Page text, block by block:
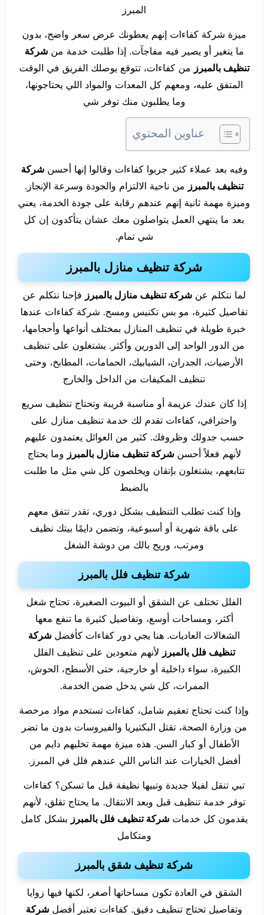
المبرز
ميزة شركة كفاءات إنهم يعطونك عرض سعر واضح، بدون
ما يتغير أو يصير فيه مفاجآت. إذا طلبت خدمة منشركة
تنظيف بالمبرز من كفاءات، تتوقع يوصلك الفريق في الوقت
المتفق عليه، ومعهم كل المعدات والمواد اللي يحتاجونها،
وما يطلبون منك توفر شي
عناوين المحتوي
وفيه بعد عملاء كثير جربوا كفاءات وقالوا إنها أحسنشركة
تنظيف بالمبرز من ناحية الالتزام والجودة وسرعة الإنجاز.
وميزة مهمة ثانية إنهم عندهم رقابة على جودة الخدمة، يعني
بعد ما ينتهي العمل يتواصلون معك عشان يتأكدون إن كل
شي تمام.
شركة تنظيف منازل بالمبرز
لما نتكلم عنشركة تنظيف منازل بالمبرز فإحنا نتكلم عن
تفاصيل كثيرة، مو بس تكنيس ومسح. شركة كفاءات عندها
خبرة طويلة في تنظيف المنازل بمختلف أنواعها وأحجامها،
من الدور الواحد إلى الدورين وأكثر. يشتغلون على تنظيف
الأرضيات، الجدران، الشبابيك، الحمامات، المطابخ، وحتى
تنظيف المكيفات من الداخل والخارج
إذا كان عندك عزيمة أو مناسبة قريبة وتحتاج تنظيف سريع
واحترافي، كفاءات تقدم لك خدمة تنظيف منازل على
حسب جدولك وظروفك. كثير من العوائل يعتمدون عليهم
لأنهم فعلاً أحسنشركة تنظيف منازل بالمبرز وما يحتاج
تتابعهم، يشتغلون بإتقان ويخلصون كل شي مثل ما طلبت
بالضبط
وإذا كنت تطلب التنظيف بشكل دوري، تقدر تتفق معهم
على باقة شهرية أو أسبوعية، وتضمن دايمًا بيتك نظيف
ومرتب، وريح بالك من دوشة الشغل
شركة تنظيف فلل بالمبرز
الفلل تختلف عن الشقق أو البيوت الصغيرة، تحتاج شغل
أكثر، ومساحات أوسع، وتفاصيل كثيرة ما تنفع معها
الشغالات العاديات. هنا يجي دور كفاءات كأفضل شركة
تنظيف فلل بالمبرز لأنهم متعودين على تنظيف الفلل
الكبيرة، سواء داخلية أو خارجية، حتى الأسطح، الحوش،
الممرات، كل شي يدخل ضمن الخدمة.
وإذا كنت تحتاج تعقيم شامل، كفاءات تستخدم مواد مرخصة
من وزارة الصحة، تقتل البكتيريا والفيروسات بدون ما تضر
الأطفال أو كبار السن. هذه ميزة مهمة تخليهم دايم من
أفضل الخيارات عند الناس اللي عندهم فلل في المبرز.
تبي تنقل لفيلا جديدة وتبيها نظيفة قبل ما تسكن؟ كفاءات
توفر خدمة تنظيف قبل وبعد الانتقال. ما يحتاج تقلق، لأنهم
يقدمون كل خدماتشركة تنظيف فلل بالمبرز بشكل كامل
ومتكامل
شركة تنظيف شقق بالمبرز
الشقق في العادة تكون مساحاتها أصغر، لكنها فيها زوايا
وتفاصيل تحتاج تنظيف دقيق. كفاءات تعتبر أفضل شركة